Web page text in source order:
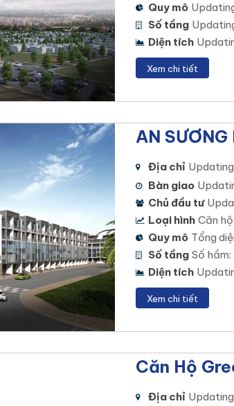
NHIỆT TÌNH – CHÍNH XÁC –
Quy mô
Số tầng
Diện tích
Xem chi tiết
AN SƯƠNG
Địa chỉ
Bàn giao
Chủ đầu tư
Loại hình Căn
Quy mô Tổng
Số tầng Số hầm:
Diện tích
Xem chi tiết
Căn Hộ
Địa chỉ